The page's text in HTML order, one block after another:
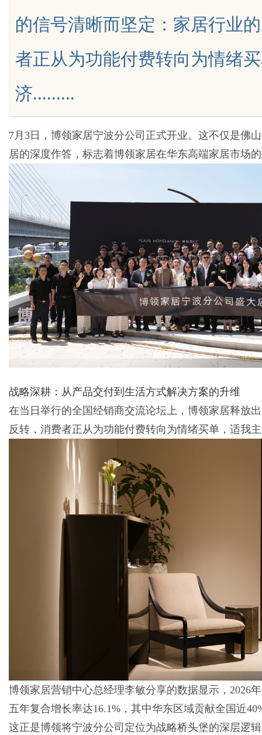
Bo
ar
d
的信号清晰而坚定：家居行业
者正从为功能付费转向为情绪
济.........
7月3日，博领家居宁波分公司正式开业。这不仅是佛
居的深度作答，标志着博领家居在华东高端家居市场
战略深耕：从产品交付到生活方式解决方案的升维
在当日举行的全国经销商交流论坛上，博领家居释放
反转，消费者正从为功能付费转向为情绪买单，适我
博领家居营销中心总经理李敏分享的数据显示，2026
五年复合增长率达16.1%，其中华东区域贡献全国近
这正是博领将宁波分公司定位为战略桥头堡的深层逻